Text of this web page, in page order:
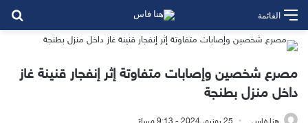
القائمة
مصرع شخصين وإصابات متفاوتة إثر إنفجار قنينة غاز
داخل منزل بطنجة